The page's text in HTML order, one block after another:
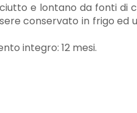
e lontano da fonti di
conservato in frigo ed
integro: 12 mesi.